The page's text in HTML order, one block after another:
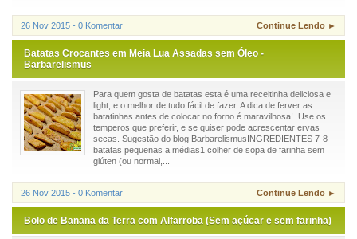
26 Nov 2015 - 0 Komentar Continue Lendo ►
Batatas Crocantes em Meia Lua Assadas sem Óleo -
Barbarelismus
Para quem gosta de batatas esta é uma receitinha deliciosa e
light, e o melhor de tudo fácil de fazer. A dica de ferver as
batatinhas antes de colocar no forno é maravilhosa! Use os
temperos que preferir, e se quiser pode acrescentar ervas
secas. Sugestão do blog BarbarelismusINGREDIENTES 7-8
batatas pequenas a médias1 colher de sopa de farinha sem
glúten (ou normal,...
26 Nov 2015 - 0 Komentar Continue Lendo ►
Bolo de Banana da Terra com Alfarroba (Sem açúcar e sem farinha)